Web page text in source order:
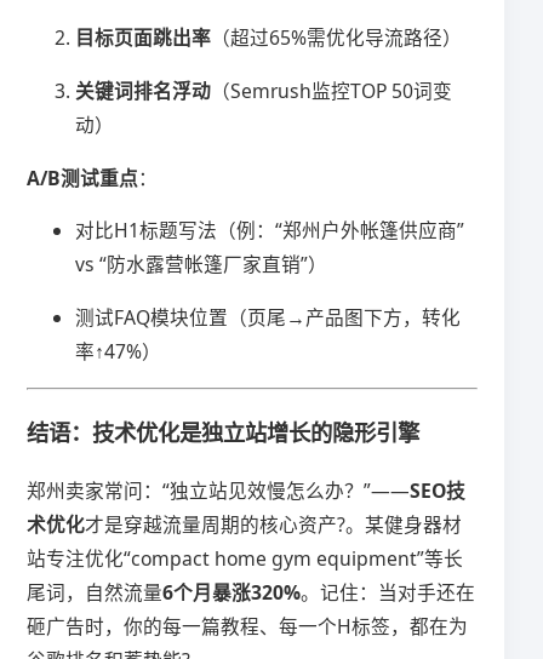
​目标页面跳出率​ ​（超过65%需优化导流路径）
​关键词排名浮动​ ​（Semrush监控TOP 50词变
动）
​A/B测试重点​​：
对比H1标题写法（例：“郑州户外帐篷供应商”
vs “防水露营帐篷厂家直销”）
测试FAQ模块位置（页尾→产品图下方，转化
率↑47%）
结语：技术优化是独立站增长的隐形引擎
郑州卖家常问：“独立站见效慢怎么办？”——​​SEO技
术优化​​才是穿越流量周期的核心资产?。某健身器材
站专注优化“compact home gym equipment”等长
尾词，自然流量​​6个月暴涨320%​​。记住：当对手还在
砸广告时，你的每一篇教程、每一个H标签，都在为